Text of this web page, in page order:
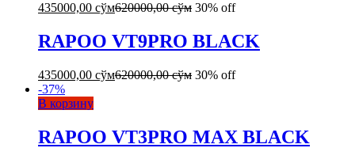
435000,00 сўм620000,00сўм 30% off
RAPOO VT9PRO BLACK
435000,00 сўм620000,00сўм 30% off
-37%
В корзину
RAPOO VT3PRO MAX BLACK